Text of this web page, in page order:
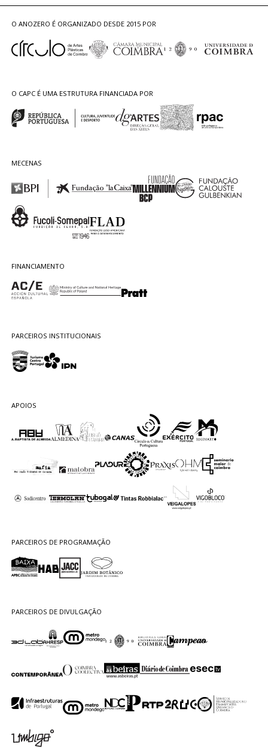
O ANOZERO É ORGANIZADO DESDE 2015 POR
O CAPC É UMA ESTRUTURA FINANCIADA POR
MECENAS
FINANCIAMENTO
PARCEIROS INSTITUCIONAIS
APOIOS
PARCEIROS DE PROGRAMAÇÃO
PARCEIROS DE DIVULGAÇÃO